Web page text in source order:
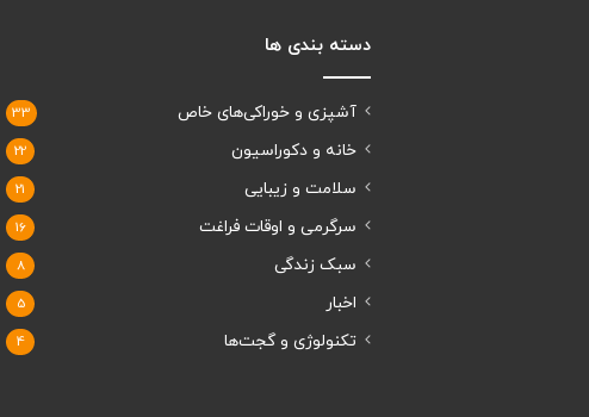
دسته بندی ها
آشپزی و خوراکی‌های خاص 33
خانه و دکوراسیون 22
سلامت و زیبایی 21
سرگرمی و اوقات فراغت 16
سبک زندگی 8
اخبار 5
تکنولوژی و گجت‌ها 4